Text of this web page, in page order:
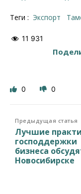
Теги : экспорт
11 931
0 0
Предыдущая статья
Лучшие
господдержки
бизнеса
Новосибирске